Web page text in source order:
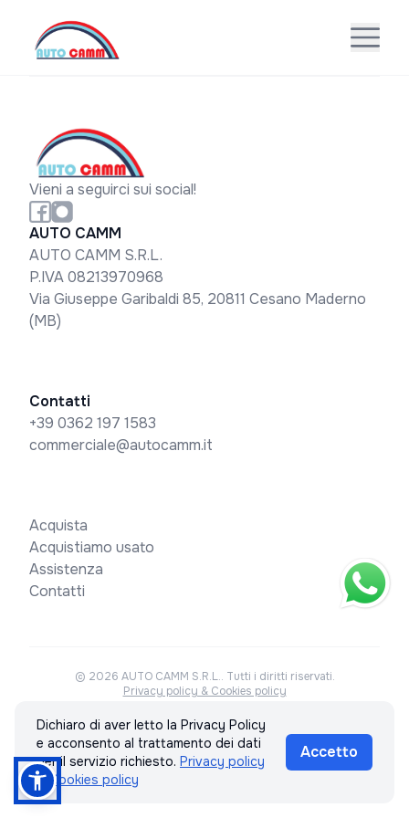
Vieni a seguirci sui social!
AUTO CAMM
AUTO CAMM S.R.L.
P.IVA 08213970968
Via Giuseppe Garibaldi 85, 20811 Cesano Maderno
(MB)
Contatti
+39 0362 197 1583
commerciale@autocamm.it
Acquista
Acquistiamo usato
Assistenza
Contatti
Dichiaro di aver letto la Privacy Policy
e acconsento al trattamento dei dati
per il servizio richiesto. Privacy policy
& Cookies policy
Accetto
© 2026 AUTO CAMM S.R.L.. Tutti i diritti riservati.
Privacy policy & Cookies policy
Realizzato con